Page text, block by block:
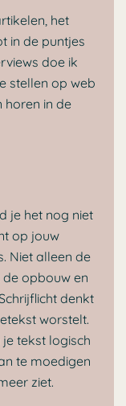
het
in de puntjes
doe ik
stellen op web
horen in de
je het nog niet
op jouw
Niet alleen de
opbouw en
denkt
worstelt.
tekst logisch
te moedigen
ziet.